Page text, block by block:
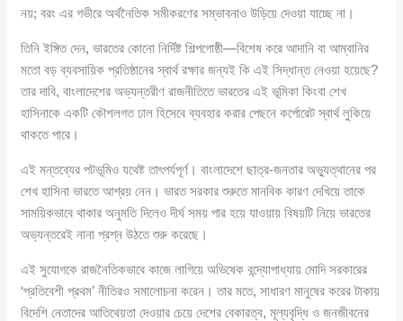
নয়; বরং এর গভীরে অর্থনৈতিক সমীকরণের সম্ভাবনাও উড়িয়ে দেওয়া যাচ্ছে না।
তিনি ইঙ্গিত দেন, ভারতের কোনো নির্দিষ্ট শিল্পগোষ্ঠী—বিশেষ করে আদানি বা আম্বানির
মতো বড় ব্যবসায়িক প্রতিষ্ঠানের স্বার্থ রক্ষার জন্যই কি এই সিদ্ধান্ত নেওয়া হয়েছে?
তার দাবি, বাংলাদেশের অভ্যন্তরীণ রাজনীতিতে ভারতের এই ভূমিকা কিংবা শেখ
হাসিনাকে একটি কৌশলগত ঢাল হিসেবে ব্যবহার করার পেছনে কর্পোরেট স্বার্থ লুকিয়ে
থাকতে পারে।
এই মন্তব্যের পটভূমিও যথেষ্ট তাৎপর্যপূর্ণ। বাংলাদেশে ছাত্র-জনতার অভ্যুত্থানের পর
শেখ হাসিনা ভারতে আশ্রয় নেন। ভারত সরকার শুরুতে মানবিক কারণ দেখিয়ে তাকে
সাময়িকভাবে থাকার অনুমতি দিলেও দীর্ঘ সময় পার হয়ে যাওয়ায় বিষয়টি নিয়ে ভারতের
অভ্যন্তরেই নানা প্রশ্ন উঠতে শুরু করেছে।
এই সুযোগকে রাজনৈতিকভাবে কাজে লাগিয়ে অভিষেক বন্দ্যোপাধ্যায় মোদি সরকারের
‘প্রতিবেশী প্রথম’ নীতিরও সমালোচনা করেন। তার মতে, সাধারণ মানুষের করের টাকায়
বিদেশি নেতাদের আতিথেয়তা দেওয়ার চেয়ে দেশের বেকারত্ব, মূল্যবৃদ্ধি ও জনজীবনের